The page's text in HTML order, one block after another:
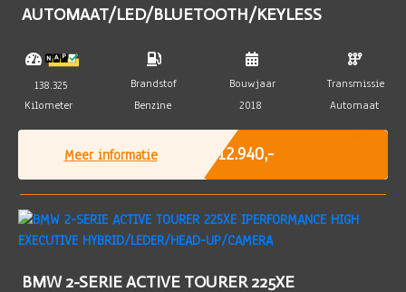
AUTOMAAT/LED/BLUETOOTH/KEYLESS
138.325
Kilometer
Brandstof
Benzine
Bouwjaar
2018
Transmissie
Automaat
Meer informatie € 12.940,-
BMW 2-SERIE ACTIVE TOURER 225XE